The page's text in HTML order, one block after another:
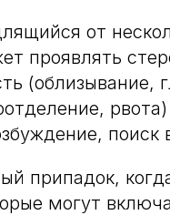
от
проявлять
(облизывание,
поиск
припадок,
могут